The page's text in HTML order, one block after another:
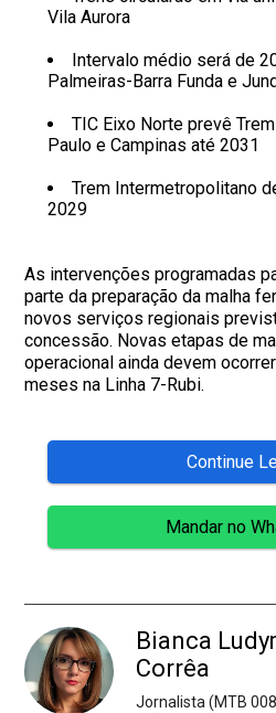
Vila Aurora
Intervalo médio será de
Palmeiras-Barra Funda e
TIC Eixo Norte prevê
Paulo e Campinas até 2031
Trem Intermetropolitano
2029
As intervenções programadas
parte da preparação da malha
novos serviços regionais
concessão. Novas etapas de
operacional ainda devem
meses na Linha 7-Rubi.
Continue
Mandar no
Bianca
Corrêa
Jornalista (MTB